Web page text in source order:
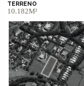
TERRENO
10.182M²